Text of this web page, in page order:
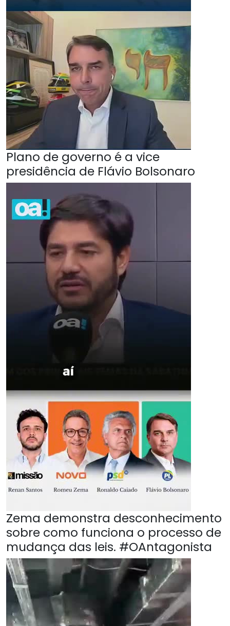
Plano de governo é a vice
presidência de Flávio Bolsonaro
Zema demonstra desconhecimento
sobre como funciona o processo de
mudança das leis. #OAntagonista